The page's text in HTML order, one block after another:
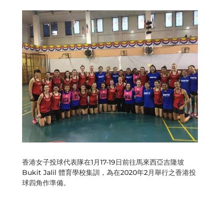
香港女子投球代表隊在1月17-19日前往馬來西亞吉隆坡
Bukit Jalil 體育學校集訓，為在2020年2月舉行之香港投
球四角作準備。